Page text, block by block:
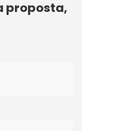
proposta,